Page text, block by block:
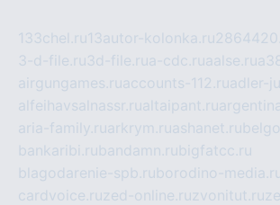
133chel.ru13autor-kolonka.ru
3-d-file.ru3d-file.rua-cdc.ruaalse.ru
airgungames.ruaccounts-112.ruadler-
alfeihavsalnassr.rualtaipant.ru
aria-family.ruarkrym.ruashanet.ru
bankaribi.rubandamn.rubigfatcc.ru
blagodarenie-spb.ruborodino-
cardvoice.ruzed-online.ruzvonitut.ru